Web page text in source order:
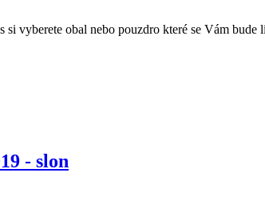
vyberete obal nebo pouzdro které se Vám
- slon